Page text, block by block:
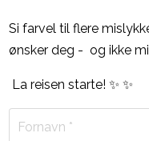
Si farvel til flere
ønsker deg - og ikke
La reisen starte! ✨ ✨